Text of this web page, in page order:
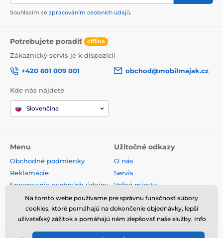
Souhlasím se zpracováním osobních údajů.
Potrebujete poradiť offline
Zákaznický servis je k dispozícii
+420 601 009 001
obchod@mobilmajak.cz
Kde nás nájdete
Slovenčina
Menu
Obchodné podmienky
Reklamácie
Spracovanie osobných údajov
Doprava a platba
Odstúpenie od zmluvy
Užitočné odkazy
O nás
Servis
Voľné miesta
Kontakt
Na tomto webe používame pre správnu funkčnosť súbory
cookies, ktoré pomáhajú na dokončenie objednávky, lepší
užívateľský zážitok a pomáhajú nám zlepšovať naše služby. Info